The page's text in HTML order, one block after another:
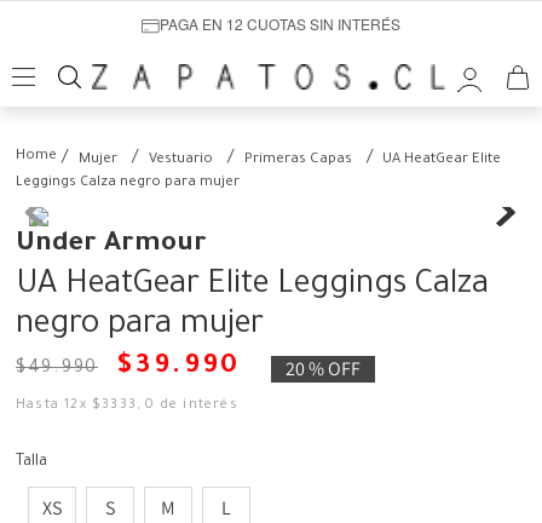
PAGA EN 12 CUOTAS SIN INTERÉS
Mujer Vestuario Primeras Capas
UA HeatGear Elite
Leggings Calza negro para mujer
Under Armour
UA HeatGear Elite Leggings Calza
negro para mujer
$49.990 $ 39 . 990 20 %OFF
Hasta12 x $ 3333 ,0 de interés
Talla
XS S M L